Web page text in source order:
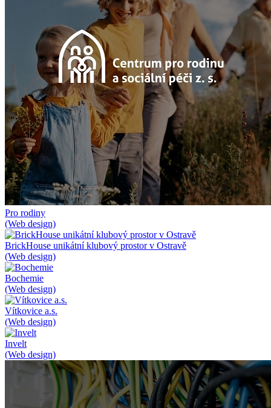
Pro rodiny
(Web design)
BrickHouse unikátní klubový prostor v Ostravě
(Web design)
Bochemie
(Web design)
Vítkovice a.s.
(Web design)
Invelt
(Web design)